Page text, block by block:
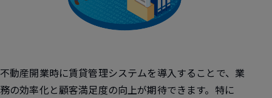
不動産開業時に賃貸管理システムを導入することで、業
務の効率化と顧客満足度の向上が期待できます。特に